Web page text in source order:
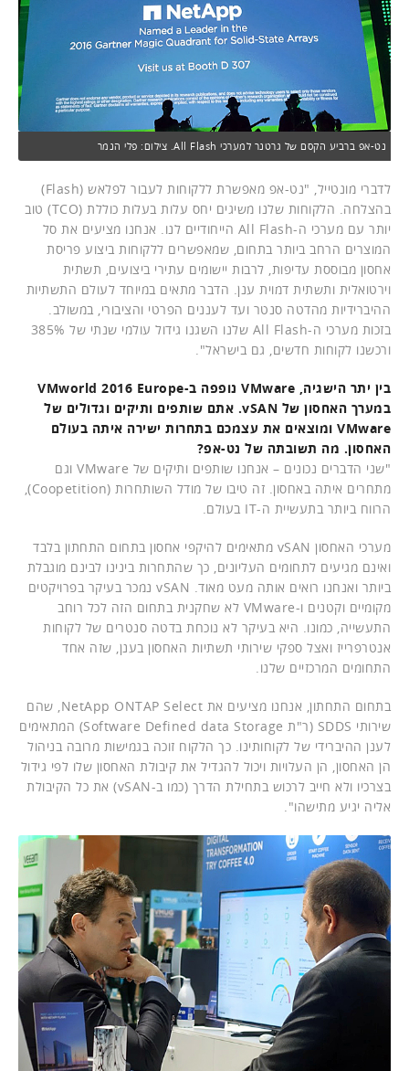
נט-אפ ברביע הקסם של גרטנר למערכי All Flash. צילום: פלי הנמר
לדברי מונטייל, "נט-אפ מאפשרת ללקוחות לעבור לפלאש (Flash)
בהצלחה. הלקוחות שלנו משיגים יחס עלות בעלות כוללת (TCO) טוב
יותר עם מערכי ה-All Flash הייחודיים לנו. אנחנו מציעים את סל
המוצרים הרחב ביותר בתחום, שמאפשרים ללקוחות ביצוע פריסת
אחסון מבוססת עדיפות, לרבות יישומים עתירי ביצועים, תשתית
וירטואלית ותשתית דמוית ענן. הדבר מתאים במיוחד לעולם התשתיות
ההיברידיות מהדטה סנטר ועד לעננים הפרטי והציבורי, במשולב.
בזכות מערכי ה-All Flash שלנו השגנו גידול עולמי שנתי של 385%
ורכשנו לקוחות חדשים, גם בישראל".
בין יתר הישגיה, VMware נופפה ב-VMworld 2016 Europe
במערך האחסון של vSAN. אתם שותפים ותיקים וגדולים של
VMware ומוצאים את עצמכם בתחרות ישירה איתה בעולם
האחסון. מה תשובתה של נט-אפ?
"שני הדברים נכונים – אנחנו שותפים ותיקים של VMware וגם
מתחרים איתה באחסון. זה טיבו של מודל השותחרות (Coopetition),
הרווח ביותר בתעשיית ה-IT בעולם.
מערכי האחסון vSAN מתאימים להיקפי אחסון בתחום התחתון בלבד
ואינם מגיעים לתחומים העליונים, כך שהתחרות בינינו לבינם מוגבלת
ביותר ואנחנו רואים אותה מעט מאוד. vSAN נמכר בעיקר בפרויקטים
מקומיים וקטנים ו-VMware לא שחקנית בתחום הזה לכל רוחב
התעשייה, כמונו. היא בעיקר לא נוכחת בדטה סנטרים של לקוחות
אנטרפרייז ואצל ספקי שירותי תשתיות האחסון בענן, שזה אחד
התחומים המרכזיים שלנו.
בתחום התחתון, אנחנו מציעים את NetApp ONTAP Select, שהם
שירותי SDDS (ר"ת Software Defined data Storage) המתאימים
לענן ההיברידי של לקוחותינו. כך הלקוח זוכה בגמישות מרובה בניהול
הן האחסון, הן העלויות ויכול להגדיל את קיבולת האחסון שלו לפי גידול
בצרכיו ולא חייב לרכוש בתחילת הדרך (כמו ב-vSAN) את כל הקיבולת
אליה יגיע מתישהו".